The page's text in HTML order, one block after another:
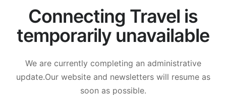
Connecting Travel is
temporarily unavailable
We are currently completing an administrative
update.Our website and newsletters will resume as
soon as possible.